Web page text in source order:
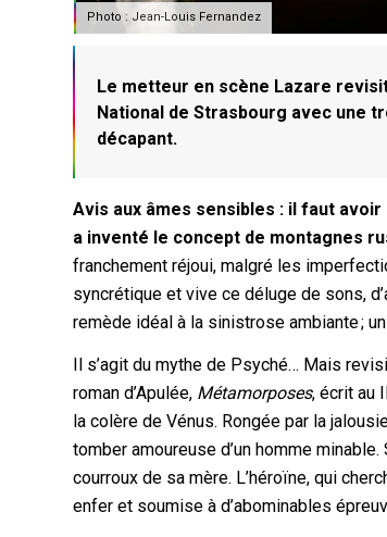
Photo : Jean-Louis Fernandez
Le metteur en scène Lazare
National de Strasbourg avec une
décapant.
Avis aux âmes sensibles : il faut
a inventé le concept de montagnes
franchement réjoui, malgré les
syncrétique et vive ce déluge de sons,
remède idéal à la sinistrose ambiante ;
Il s’agit du mythe de Psyché… Mais
roman d’Apulée, Métamorposes, écrit au
la colère de Vénus. Rongée par la
tomber amoureuse d’un homme
courroux de sa mère. L’héroïne, qui
enfer et soumise à d’abominables